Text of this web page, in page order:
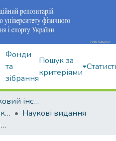
Фонди
та
зібрання
Пошук за
критеріями
Навчально-науковий інститут здоров'я, реабілітації та фізичного виховання
Кафедра оздоровчо-рекреаційної рухової активності
Наукові видання
Розробка автоматизованої системи контролю фізичного стану дорослого населення України